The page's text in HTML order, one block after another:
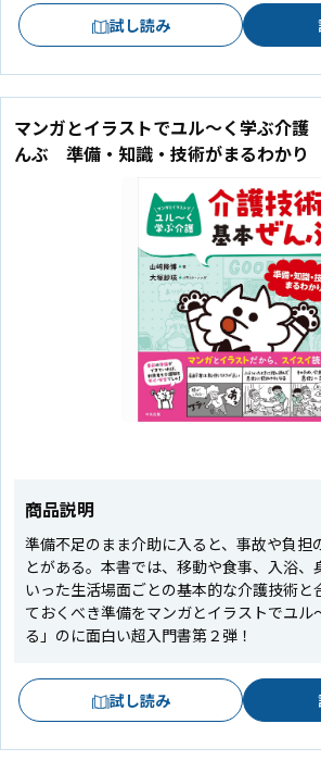
試し読み
マンガとイラストでユル～く学ぶ介
んぶ 準備・知識・技術がまるわかり
商品説明
準備不足のまま介助に入ると、事故や負担
とがある。本書では、移動や食事、入浴、
いった生活場面ごとの基本的な介護技術と
ておくべき準備をマンガとイラストでユル
る」のに面白い超入門書第２弾！
試し読み